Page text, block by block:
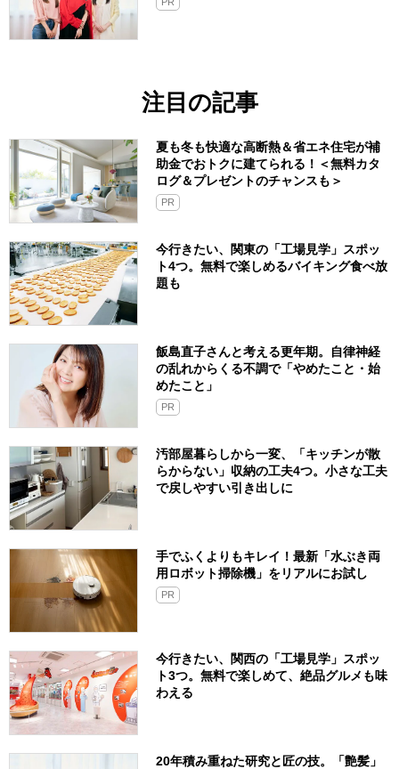
注目の記事
夏も冬も快適な高断熱＆省エネ住宅が補
助金でおトクに建てられる！＜無料カタ
ログ＆プレゼントのチャンスも＞
PR
今行きたい、関東の「工場見学」スポッ
ト4つ。無料で楽しめるバイキング食べ放
題も
飯島直子さんと考える更年期。自律神経
の乱れからくる不調で「やめたこと・始
めたこと」
PR
汚部屋暮らしから一変、「キッチンが散
らからない」収納の工夫4つ。小さな工夫
で戻しやすい引き出しに
手でふくよりもキレイ！最新「水ぶき両
用ロボット掃除機」をリアルにお試し
PR
今行きたい、関西の「工場見学」スポッ
ト3つ。無料で楽しめて、絶品グルメも味
わえる
20年積み重ねた研究と匠の技。「艶髪」